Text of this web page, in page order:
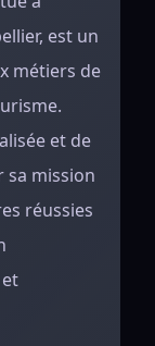
est un
métiers de
et de
sa mission
réussies